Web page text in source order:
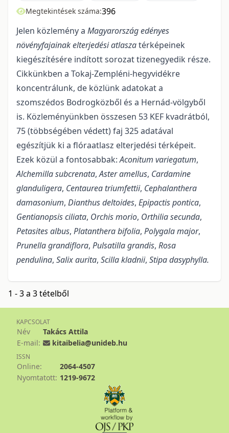
Megtekintések száma:396
Jelen közlemény a Magyarország edényes
növényfajainak elterjedési atlaszatérképei­nek
kiegészítésére indított sorozat tizenegyedik része.
Cikkünkben a Tokaj-Zempléni-hegyvidékre
koncentrálunk, de közlünk adatokat a
szomszédos Bodrogközből és a Hernád-völgyből
is. Közlemé­nyünkben összesen 53 KEF kvadrátból,
75 (többségében védett) faj 325 adatával
egészítjük ki a flóraat­lasz elterjedési térképeit.
Ezek közül a fontosabbak:Aconitum variegatum,
Alchemilla subcrenata,Aster amellus, Cardamine
glanduligera, Centaurea triumfettii, Cephalanthera
damasonium, Dianthus deltoides, Epipactis pontica,
Gentianopsis ciliata, Orchis morio, Orthilia secunda,
Petasites albus, Platanthera bifolia, Polygala major,
Prunella grandiflora, Pulsatilla grandis, Rosa
pendulina, Salix aurita, Scilla kladnii, Stipa dasyphylla.
1 - 3 a 3 tételből
KAPCSOLAT
Név
Takács Attila
E-mail:
kitaibelia@unideb.hu
ISSN
Online:
2064-4507
Nyomtatott: 1219-9672